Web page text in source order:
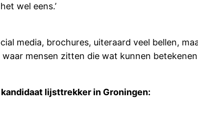
wel eens.’
media, brochures, uiteraard veel bellen,
mensen zitten die wat kunnen
lijsttrekker in Groningen: